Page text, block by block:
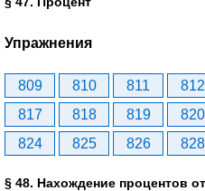
Упражнения
809 810 811 812
817
818 819 820
824
825 826 828
§ 48. Нахождение процентов